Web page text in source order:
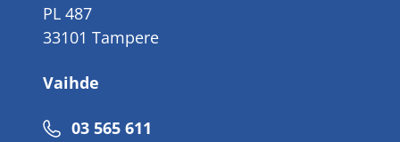
PL 487
33101 Tampere
Vaihde
Puhelinnumero
03 565 611